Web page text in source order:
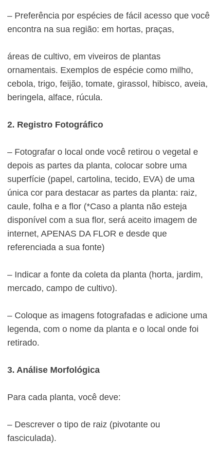
– Preferência por espécies de fácil acesso que você
encontra na sua região: em hortas, praças,
áreas de cultivo, em viveiros de plantas
ornamentais. Exemplos de espécie como milho,
cebola, trigo, feijão, tomate, girassol, hibisco, aveia,
beringela, alface, rúcula.
2. Registro Fotográfico
– Fotografar o local onde você retirou o vegetal e
depois as partes da planta, colocar sobre uma
superfície (papel, cartolina, tecido, EVA) de uma
única cor para destacar as partes da planta: raiz,
caule, folha e a flor (*Caso a planta não esteja
disponível com a sua flor, será aceito imagem de
internet, APENAS DA FLOR e desde que
referenciada a sua fonte)
– Indicar a fonte da coleta da planta (horta, jardim,
mercado, campo de cultivo).
– Coloque as imagens fotografadas e adicione uma
legenda, com o nome da planta e o local onde foi
retirado.
3. Análise Morfológica
Para cada planta, você deve:
– Descrever o tipo de raiz (pivotante ou
fasciculada).